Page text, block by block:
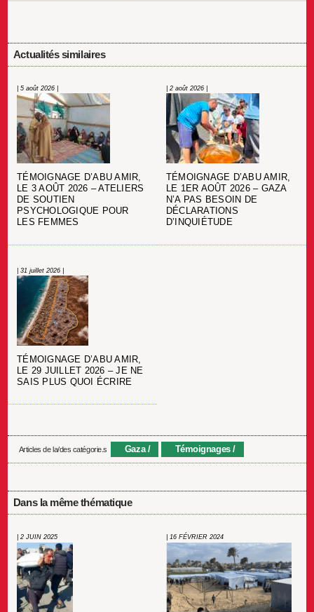
Actualités similaires
| 5 août 2026 |
TÉMOIGNAGE D’ABU AMIR,
LE 3 AOÛT 2026 – ATELIERS
DE SOUTIEN
PSYCHOLOGIQUE POUR
LES FEMMES
| 2 août 2026 |
TÉMOIGNAGE D’ABU AMIR,
LE 1ER AOÛT 2026 – GAZA
N’A PAS BESOIN DE
DÉCLARATIONS
D’INQUIÉTUDE
| 31 juillet 2026 |
TÉMOIGNAGE D’ABU AMIR,
LE 29 JUILLET 2026 – JE NE
SAIS PLUS QUOI ÉCRIRE
Articles de la/des catégorie.s Gaza Témoignages
Dans la même thématique
| 2 JUIN 2025 | 16 FÉVRIER 2024